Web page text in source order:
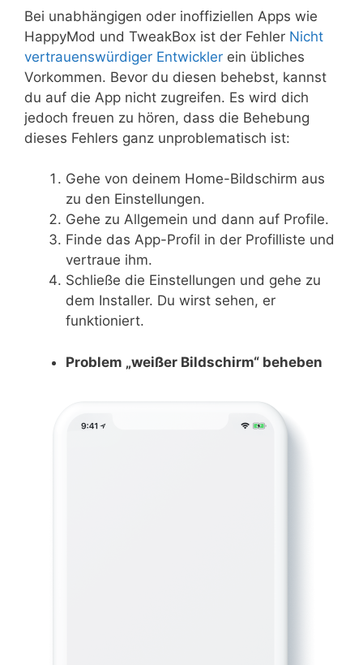
Bei unabhängigen oder inoffiziellen Apps wie
HappyMod und TweakBox ist der Fehler Nicht
vertrauenswürdiger Entwickler ein übliches
Vorkommen. Bevor du diesen behebst, kannst
du auf die App nicht zugreifen. Es wird dich
jedoch freuen zu hören, dass die Behebung
dieses Fehlers ganz unproblematisch ist:
Gehe von deinem Home-Bildschirm aus
zu den Einstellungen.
Gehe zu Allgemein und dann auf Profile.
Finde das App-Profil in der Profilliste und
vertraue ihm.
Schließe die Einstellungen und gehe zu
dem Installer. Du wirst sehen, er
funktioniert.
Problem „weißer Bildschirm“ beheben